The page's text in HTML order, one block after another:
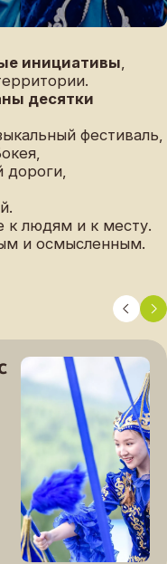
инициативы
десятки
фестиваль,
дороги,
к людям и к месту.
и осмысленным.